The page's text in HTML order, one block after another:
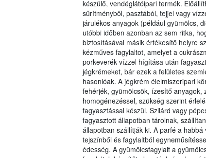
készülő, vendéglátóipari termék.
sűrítményből, pasztából, tejjel vagy
járulékos anyagok (például gyümölcs,
utóbbi időben azonban az sem ritka,
biztosításával másik értékesítő helyre
kézműves fagylaltot, amelyet a
porkeverék vízzel hígítása után
jégkrémeket, bár ezek a felületes
hasonlóak. A jégkrém élelmiszeripari
fehérjék, gyümölcsök, ízesítő anyagok,
homogénezéssel, szükség szerint
fagyasztással készül. Szilárd vagy
fagyasztott állapotban tárolnak,
állapotban szállítják ki. A parfé a
tejszínből és fagylaltból
édesség. A gyümölcsfagylalt a